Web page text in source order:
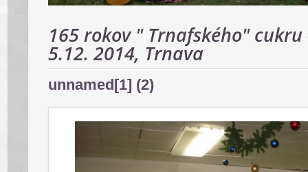
165 rokov " Trnafského"
5.12. 2014, Trnava
unnamed[1] (2)